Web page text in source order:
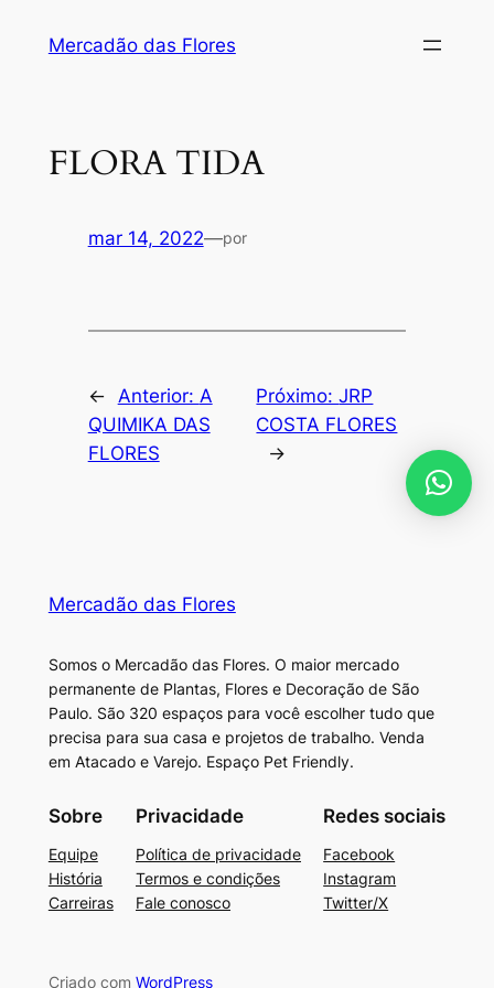
Mercadão das Flores
FLORA TIDA
mar 14, 2022—por
← Anterior: A
QUIMIKA DAS
FLORES
Próximo:JRP
COSTA FLORES
→
Mercadão das Flores
Somos o Mercadão das Flores. O maior mercado
permanente de Plantas, Flores e Decoração de São
Paulo. São 320 espaços para você escolher tudo que
precisa para sua casa e projetos de trabalho. Venda
em Atacado e Varejo. Espaço Pet Friendly.
Sobre
Equipe
História
Carreiras
Privacidade
Política de privacidade
Termos e condições
Fale conosco
Redes sociais
Facebook
Instagram
Twitter/X
Criado com WordPress